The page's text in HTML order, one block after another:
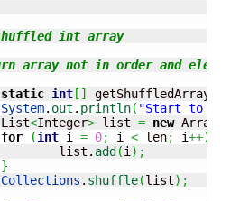
static int [ ] getShuffledArray
System. out . println( "Start to
		List
<Integer> list = new ArrayList
for
(int i = 0; i < len; i++)
			list.
add (i ) ;
}
Collections . shuffle(list) ;